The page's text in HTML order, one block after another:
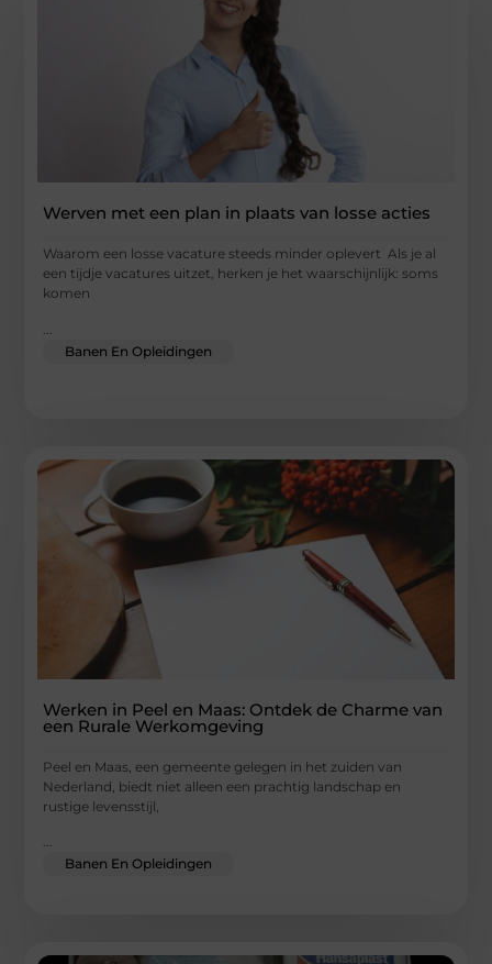
Werven met een plan in plaats van losse acties
Waarom een losse vacature steeds minder oplevert Als je al
een tijdje vacatures uitzet, herken je het waarschijnlijk: soms
komen
Banen En Opleidingen
Werken in Peel en Maas: Ontdek de Charme van
een Rurale Werkomgeving
Peel en Maas, een gemeente gelegen in het zuiden van
Nederland, biedt niet alleen een prachtig landschap en
rustige levensstijl,
...
Banen En Opleidingen